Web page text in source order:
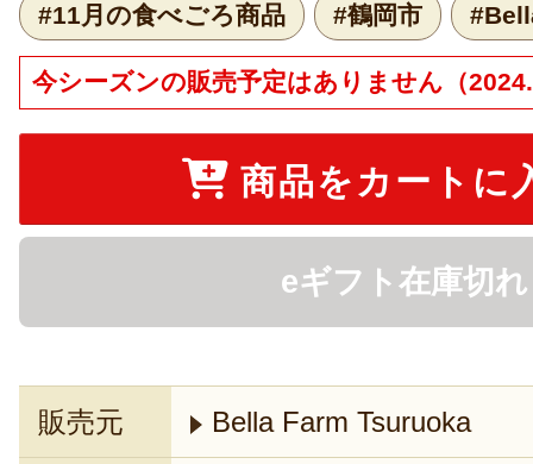
#11月の食べごろ商品 #鶴岡市
今シーズンの販売予定はありません（
商品をカートに
eギフト在庫切れ
販売元 Bella Farm Tsuruoka